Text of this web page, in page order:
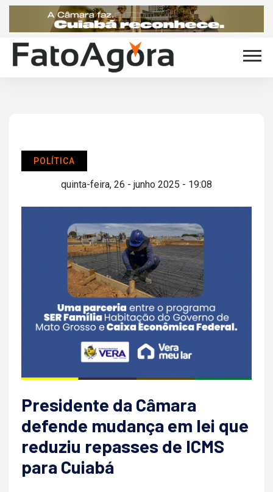
POLÍTICA
quinta-feira, 26 - junho 2025 - 19:08
Presidente da Câmara
defende mudança em lei que
reduziu repasses de ICMS
para Cuiabá